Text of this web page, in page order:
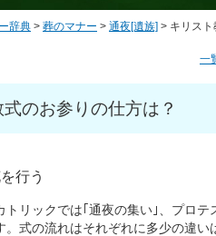
辞典 > 葬のマナー > 通夜[遺族] > キリスト
一
のお参りの仕方は？
を行う
リックでは｢通夜の集い｣、プロ
。式の流れはそれぞれに多少の違